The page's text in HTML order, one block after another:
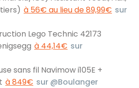
à 56€ au lieu de 89,99€ sur
Lego Technic 42173
à 44,14€ sur
sans fil Navimow i105E +
à 849€ sur @Boulanger